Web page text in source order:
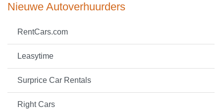
Nieuwe Autoverhuurders
RentCars.com
Leasytime
Surprice Car Rentals
Right Cars